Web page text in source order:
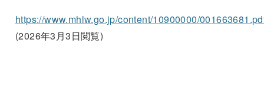
https://www.mhlw.go.jp/content/10900000/
(2026年3月3日閲覧)